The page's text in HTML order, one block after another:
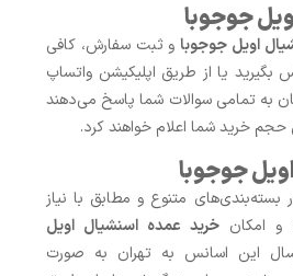
جوجوبا
اویل جوجوباو ثبت سفارش، کافی
یا از طریق اپلیکیشن واتساپ
به تمامی سوالات شما پاسخ می‌دهند
خرید شما اعلام خواهند کرد.
جوجوبا
بسته‌بندی‌های متنوع و مطابق با نیاز
امکان خرید عمده اسنشیال اویل
این اسانس به تهران به صورت